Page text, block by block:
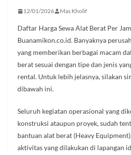
12/01/2026 Mas Kholif
Daftar Harga Sewa Alat Berat Per
Buanamikon.co.id. Banyaknya
yang memberikan berbagai macam
berat sesuai dengan tipe dan jenis
rental. Untuk lebih jelasnya, silakan
dibawah ini.
Seluruh kegiatan operasional yang
konstruksi ataupun proyek, sudah
bantuan alat berat (Heavy
aktivitas yang dilakukan di lapangan